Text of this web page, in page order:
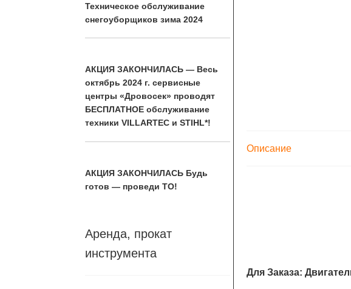
Описание
Для Заказа:
Техническое обслуживание
снегоуборщиков зима 2024
АКЦИЯ ЗАКОНЧИЛАСЬ — Весь
октябрь 2024 г. сервисные
центры «Дровосек» проводят
БЕСПЛАТНОЕ обслуживание
техники VILLARTEC и STIHL*!
АКЦИЯ ЗАКОНЧИЛАСЬ Будь
готов — проведи ТО!
Аренда, прокат
инструмента